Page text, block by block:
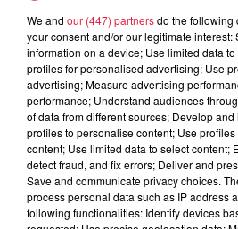
6 août 2026
Au zoo de
avec les
We and our (447) partnersdo the following
your consent and/or our legitimate interest:
information on a device; Use limited data
profiles for personalised advertising; Use
advertising; Measure advertising
performance; Understand audiences
of data from different sources; Develop
profiles to personalise content; Use
content; Use limited data to select content;
detect fraud, and fix errors; Deliver and
Save and communicate privacy choices.
process personal data such as IP address
following functionalities: Identify devices